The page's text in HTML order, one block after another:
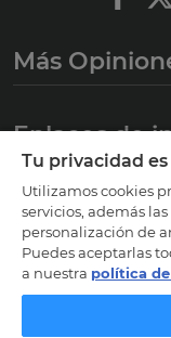
Más
Enlaces de
Tu privacidad
Utilizamos cookies
servicios, además
personalización de
Puedes aceptarlas
a nuestra política